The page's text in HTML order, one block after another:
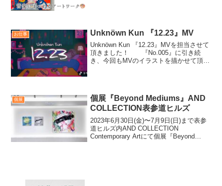
ブツアーのビジュアル...
お仕事 Unknöwn Kun 『12.23』MV
Unknöwn Kun 『12.23』MVを担当させて
頂きました！ 『No.005』に引き続
き、今回もMVのイラストを描かせて頂き
個展
個展『Beyond Mediums』AND
COLLECTION表参道ヒルズ
2023年6月30日(金)〜7月9日(日)まで表参
道ヒルズ内AND COLLECTION
Contemporary Artにて個展『Beyond